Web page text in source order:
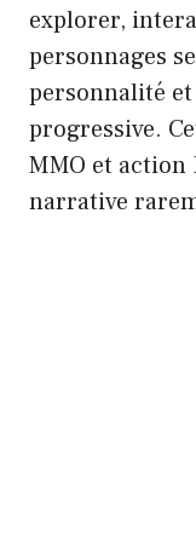
explorer,
personnages
personnalité
progressive.
MMO et action
narrative